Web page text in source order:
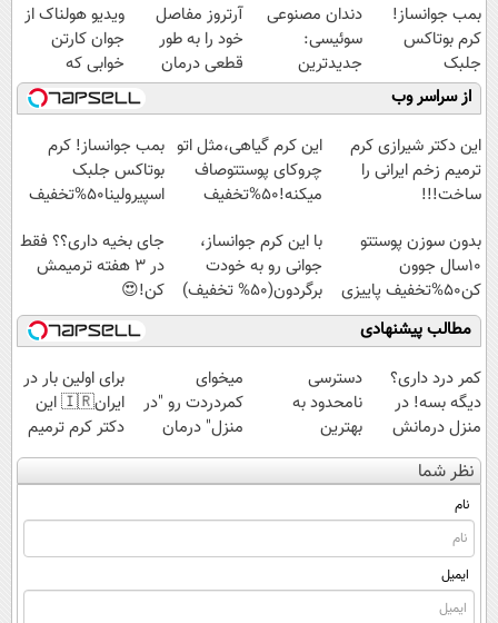
بمب جوانساز!
کرم بوتاکس
جلبک
اسپیرولینا50%تخفیف
دندان مصنوعی
سوئیسی:
جدیدترین
فناوری اروپا،
سبک و مقاوم |
پرداخت قسطی
آرتروز مفاصل
خود را به طور
قطعی درمان
کنید!
◗پرسش‌نامه◖
ویدیو هولناک از
جوان کارتن
خوابی که
میلیاردر شد.
آموزش رایگان
از سراسر وب
این دکتر شیرازی کرم
ترمیم زخم ایرانی را
ساخت!!!
این کرم گیاهی،مثل اتو
چروکای پوستتوصاف
میکنه!50%تخفیف
بمب جوانساز! کرم
بوتاکس جلبک
اسپیرولینا50%تخفیف
بدون سوزن پوستتو
10سال جوون
کن50%تخفیف پاییزی
با این کرم جوانساز،
جوانی رو به خودت
برگردون(50% تخفیف)
جای بخیه داری؟؟ فقط
در 3 هفته ترمیمش
کن!😍
مطالب پیشنهادی
کمر درد داری؟
دیگه بسه! در
منزل درمانش
کن
(◀پرسش‌نامه)
دسترسی
نامحدود به
بهترین
آموزش‌ها تا روز
کنکور
میخوای
کمردردت رو "در
منزل" درمان
کنی؟ (◂فیلم +
◂پرسش‌نامه)
برای اولین بار در
ایران🇮🇷 این
دکتر کرم ترمیم
کننده 23 روزه
ساخت!
نظر شما
نام
ایمیل